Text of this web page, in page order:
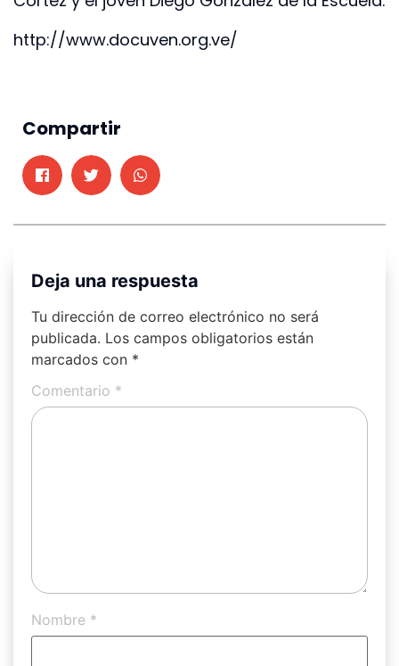
http://www.docuven.org.ve/
Compartir
Deja una respuesta
Tu dirección de correo electrónico no será
publicada. Los campos obligatorios están
marcados con *
Comentario *
Nombre *